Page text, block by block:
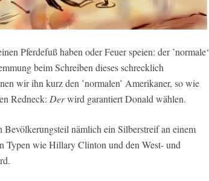
Pferdefuß haben oder Feuer speien: der ’normale‘
beim Schreiben dieses schrecklich
wir ihn kurz den ’normalen’ Amerikaner, so wie
Redneck: Derwird garantiert Donald wählen.
nämlich ein Silberstreif an einem
Typen wie Hillary Clinton und den West- und